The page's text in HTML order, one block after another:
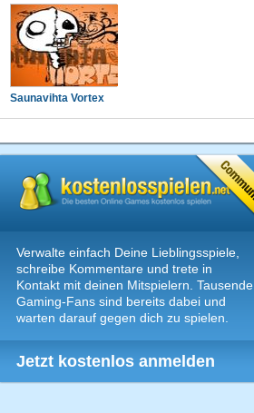
Saunavihta Vortex
Verwalte einfach Deine Lieblingsspiele,
schreibe Kommentare und trete in
Kontakt mit deinen Mitspielern. Tausende
Gaming-Fans sind bereits dabei und
warten darauf gegen dich zu spielen.
Jetzt kostenlos anmelden